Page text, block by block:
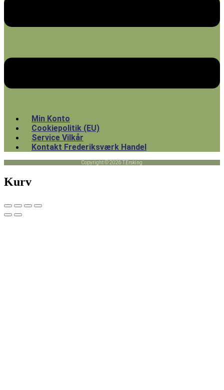
Min Konto
Cookiepolitik (EU)
Service Vilkår
Kontakt Frederiksværk Handel
Copyright © 2026 T.Ersking
Kurv